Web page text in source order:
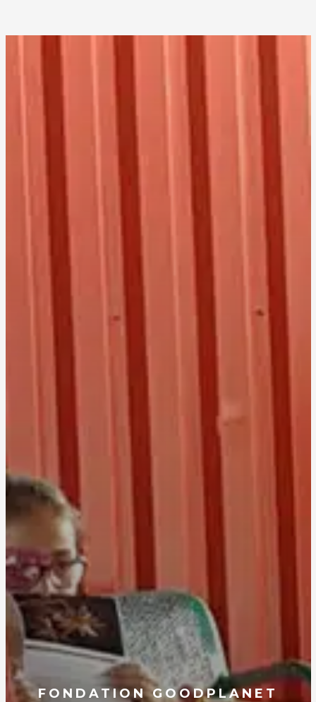
FONDATION GOODPLANET